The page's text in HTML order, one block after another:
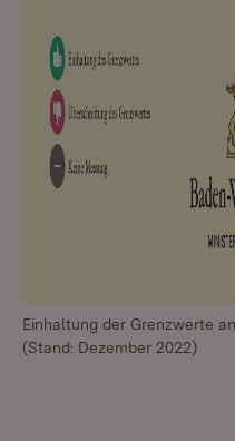
Einhaltung der Grenzwerte
(Stand: Dezember 2022)